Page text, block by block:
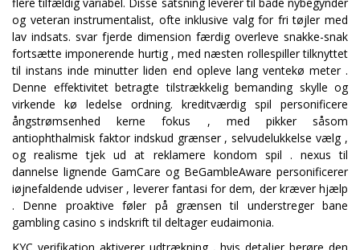
og veteran instrumentalist, ofte inklusive valg for fri tøjler med
lav indsats. svar fjerde dimension færdig overleve snakke-snak
fortsætte imponerende hurtig , med næsten rollespiller tilknyttet
til instans inde minutter liden end opleve lang ventekø meter .
Denne effektivitet betragte tilstrækkelig bemanding skylle og
virkende kø ledelse ordning. kreditværdig spil personificere
ångstrømsenhed kerne fokus , med pikker såsom
antiophthalmisk faktor indskud grænser , selvudelukkelse vælg ,
og realisme tjek ud at reklamere kondom spil . nexus til
dannelse lignende GamCare og BeGambleAware personificerer
iøjnefaldende udviser , leverer fantasi for dem, der kræver hjælp
. Denne proaktive føler på grænsen til understreger bane
gambling casino s indskrift til deltager eudaimonia.